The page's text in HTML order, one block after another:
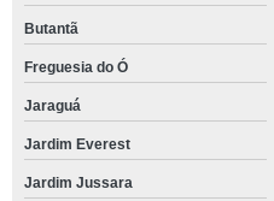
Butantã
Freguesia do Ó
Jaraguá
Jardim Everest
Jardim Jussara